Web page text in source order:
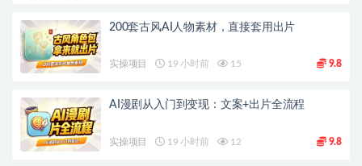
200套古风AI人物素材，直接套用出片
实操项目 19 小时前 15 9.8
AI漫剧从入门到变现：文案+出片全流程
实操项目 19 小时前 12 9.8